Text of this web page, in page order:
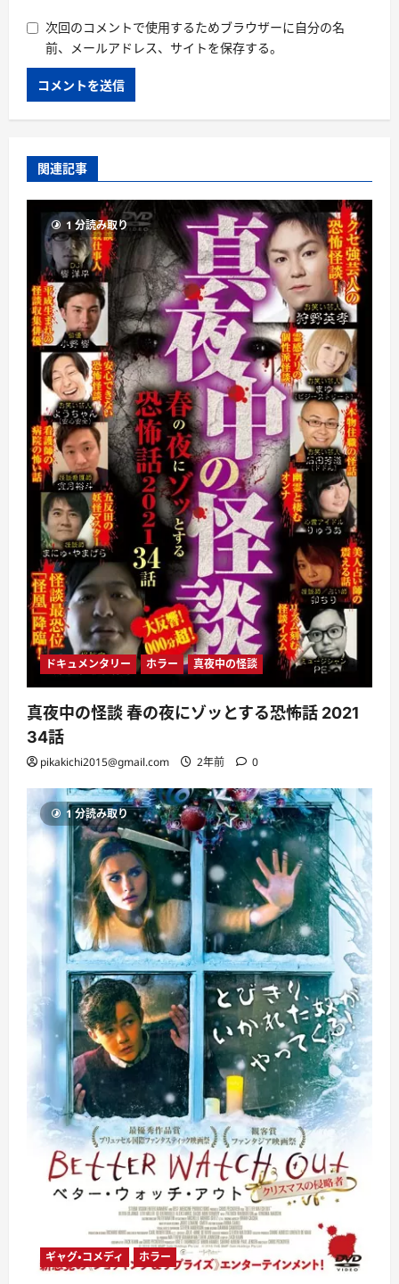
次回のコメントで使用するためブラウザーに自分の名
前、メールアドレス、サイトを保存する。
関連記事
1 分読み取り
ドキュメンタリー ホラー 真夜中の怪談
真夜中の怪談 春の夜にゾッとする恐怖話 2021
34話
pikakichi2015@gmail.com 2年前 0
1 分読み取り
ギャグ・コメディ ホラー